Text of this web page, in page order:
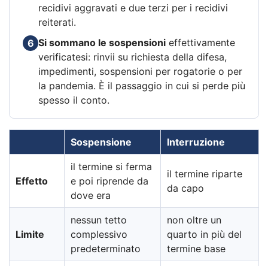
recidivi aggravati e due terzi per i recidivi
reiterati.
6 Si sommano le sospensioni effettivamente
verificatesi: rinvii su richiesta della difesa,
impedimenti, sospensioni per rogatorie o per
la pandemia. È il passaggio in cui si perde più
spesso il conto.
Sospensione Interruzione
Effetto
il termine si ferma
e poi riprende da
dove era
il termine riparte
da capo
Limite
nessun tetto
complessivo
predeterminato
non oltre un
quarto in più del
termine base